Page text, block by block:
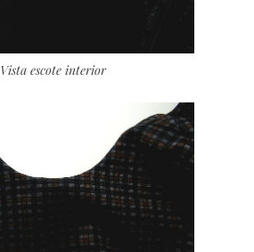
Vista escote interior